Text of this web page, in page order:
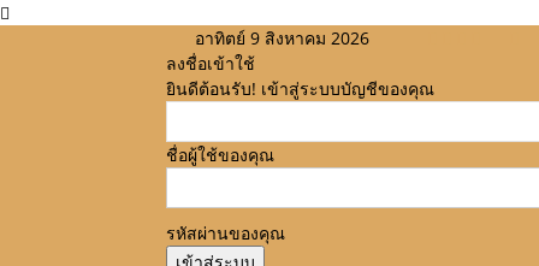
อาทิตย์ 9 สิงหาคม 2026
ลงชื่อเข้าใช้
ยินดีต้อนรับ! เข้าสู่ระบบบัญชีของคุณ
ชื่อผู้ใช้ของคุณ
รหัสผ่านของคุณ